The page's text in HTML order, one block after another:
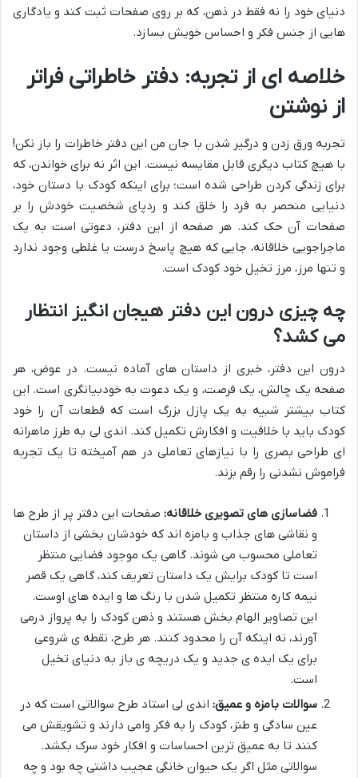
دنیای خود را نه فقط در ذهن، که بر روی صفحات ثبت کند و یادگاری
هایی از جنس فکر و احساس خویش بسازد.
خلاصه ای از تجربه: دفتر خاطراتی فراتر
از نوشتن
تجربه ورق زدن و درگیر شدن با جان من این دفتر خاطرات را باز نکن!
با هیچ کتاب دیگری قابل مقایسه نیست. این اثر نه برای خواندن، که
برای زندگی کردن طراحی شده است؛ برای اینکه کودک با دستان خود،
دنیایی منحصر به فرد را خلق کند و ردپای شخصیت خودش را بر
صفحات آن حک کند. هر صفحه از این دفتر، دعوتی است به یک
ماجراجویی خلاقانه، جایی که هیچ پاسخ درست یا غلطی وجود ندارد
و تنها مرز، مرز تخیل خود کودک است.
چه چیزی درون این دفتر هیجان انگیز انتظار
می کشد؟
درون این دفتر، خبری از داستان های آماده نیست. در عوض، هر
صفحه یک چالش، یک فرصت، و یک دعوت به خودبیانگری است. این
کتاب بیشتر شبیه به یک پازل بزرگ است که قطعات آن را خود
کودک باید با خلاقیت و افکارش تکمیل کند. اندی لی به طرز ماهرانه
ای طراحی بصری را با نیازهای تعاملی در هم آمیخته تا یک تجربه
فراموش نشدنی را رقم بزند.
فضاسازی های تصویری خلاقانه: صفحات این دفتر پر از طرح ها
و نقاشی های جذاب و بامزه اند که خودشان بخشی از داستان
تعاملی محسوب می شوند. گاهی یک موجود فضایی منتظر
است تا کودک برایش یک داستان تعریف کند، گاهی یک قصر
نیمه کاره منتظر تکمیل شدن با رنگ ها و ایده های اوست.
این تصاویر الهام بخش هستند و ذهن کودک را به پرواز درمی
آورند، نه اینکه آن را محدود کنند. هر طرح، نقطه ی شروعی
برای یک ایده ی جدید و یک دریچه ی باز به دنیای تخیل
است.
سوالات بامزه و عمیق: اندی لی استاد طرح سوالاتی است که در
عین سادگی و طنز، کودک را به فکر وامی دارند و تشویقش می
کنند تا به عمیق ترین احساسات و افکار خود سرک بکشد.
سوالاتی مثل اگر یک حیوان خانگی عجیب داشتی چه بود و چه